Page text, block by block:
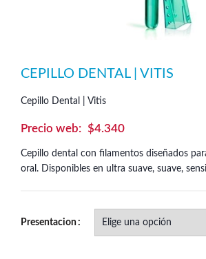
CEPILLO DENTAL | VITIS
Cepillo Dental | Vitis
$4.340
Cepillo dental con filamentos diseñados
oral. Disponibles en ultra suave, suave,
Presentacion